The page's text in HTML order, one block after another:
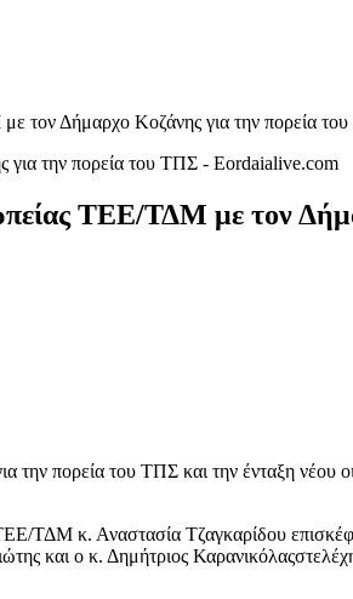
τον Δήμαρχο Κοζάνης για την πορεία
ΤΕΕ/ΤΔΜ με τον
την πορεία του ΤΠΣ και την ένταξη νέου
ΤΕΕ/ΤΔΜ κ. Αναστασία Τζαγκαρίδου
και ο κ. Δημήτριος Καρανικόλαςσ